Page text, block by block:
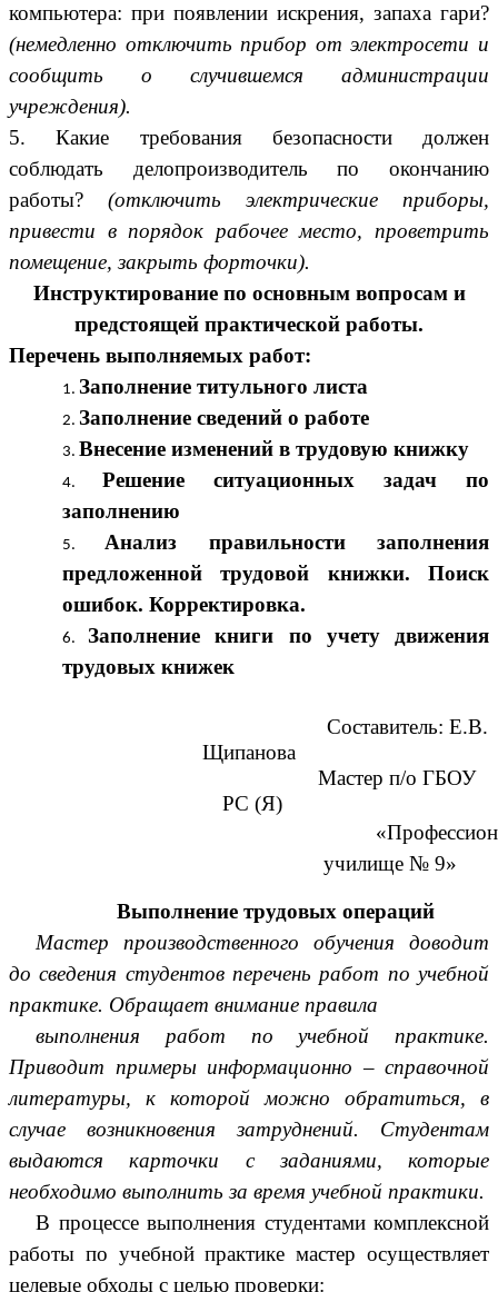
компьютера: при появлении искрения, запаха гари?
(немедленно отключить прибор от электросети и
сообщить о случившемся администрации
учреждения).
5. Какие требования безопасности должен
соблюдать делопроизводитель по окончанию
работы? (отключить электрические приборы,
привести в порядок рабочее место, проветрить
помещение, закрыть форточки).
Инструктирование по основным вопросам и
предстоящей практической работы.
Перечень выполняемых работ:
Заполнение титульного листа
Заполнение сведений о работе
Внесение изменений в трудовую книжку
Решение ситуационных задач по
заполнению
Анализ правильности заполнения
предложенной трудовой книжки. Поиск
ошибок. Корректировка.
Заполнение книги по учету движения
трудовых книжек
Составитель: Е.В.
Щипанова
Мастер п/о ГБОУ
РС (Я)
училище № 9»
Выполнение трудовых операций
Мастер производственного обучения доводит
до сведения студентов перечень работ по учебной
практике. Обращает внимание правила
выполнения работ по учебной практике.
Приводит примеры информационно – справочной
литературы, к которой можно обратиться, в
случае возникновения затруднений. Студентам
выдаются карточки с заданиями, которые
необходимо выполнить за время учебной практики.
В процессе выполнения студентами комплексной
работы по учебной практике мастер осуществляет
целевые обходы с целью проверки: